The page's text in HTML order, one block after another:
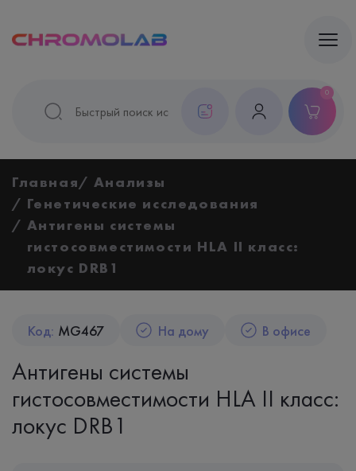
0
Главная
Анализы
Генетические исследования
Антигены системы
гистосовместимости HLA II класс:
локус DRB1
Код: MG467 На дому В офисе
Антигены системы
гистосовместимости HLA II класс:
локус DRB1